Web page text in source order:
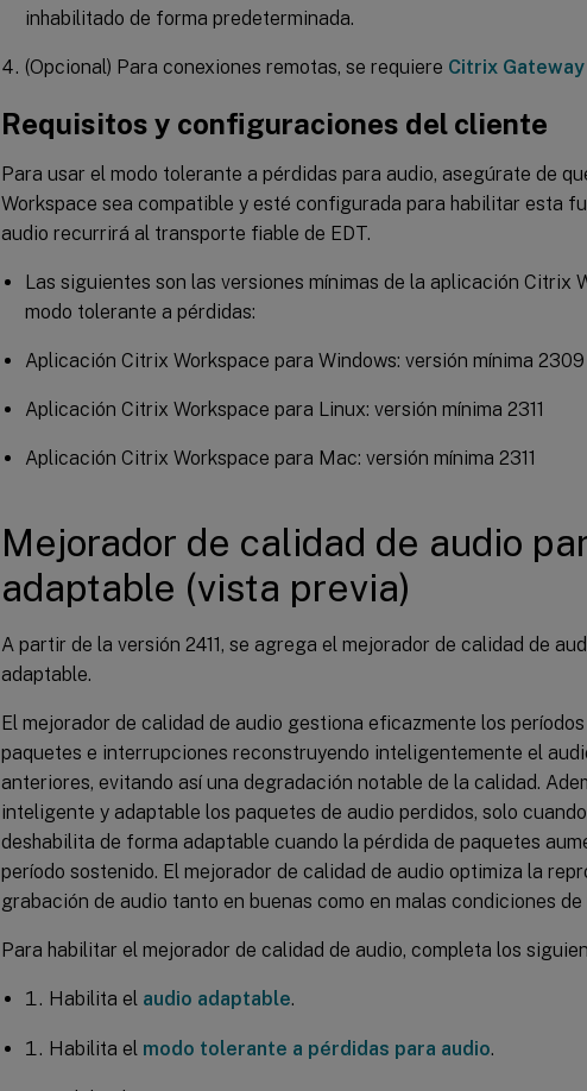
inhabilitado de forma predeterminada.
(Opcional) Para conexiones remotas, se requiere Citrix
Requisitos y configuraciones del cliente
Para usar el modo tolerante a pérdidas para audio, asegúrate de
Workspace sea compatible y esté configurada para habilitar esta
audio recurrirá al transporte fiable de EDT.
Las siguientes son las versiones mínimas de la aplicación Citrix
modo tolerante a pérdidas:
Aplicación Citrix Workspace para Windows: versión mínima 2309
Aplicación Citrix Workspace para Linux: versión mínima 2311
Aplicación Citrix Workspace para Mac: versión mínima 2311
Mejorador de calidad de audio
adaptable (vista previa)
A partir de la versión 2411, se agrega el mejorador de calidad de
adaptable.
El mejorador de calidad de audio gestiona eficazmente los
paquetes e interrupciones reconstruyendo inteligentemente el
anteriores, evitando así una degradación notable de la calidad.
inteligente y adaptable los paquetes de audio perdidos, solo
deshabilita de forma adaptable cuando la pérdida de paquetes
período sostenido. El mejorador de calidad de audio optimiza la
grabación de audio tanto en buenas como en malas condiciones de
Para habilitar el mejorador de calidad de audio, completa los
Habilita el audio adaptable.
Habilita el modo tolerante a pérdidas para audio.